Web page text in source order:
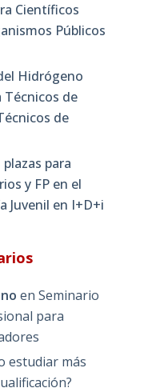
Científicos
Públicos
Hidrógeno
Técnicos de
de
plazas para
y FP en el
Juvenil en I+D+i
enSeminario
para
estudiar más